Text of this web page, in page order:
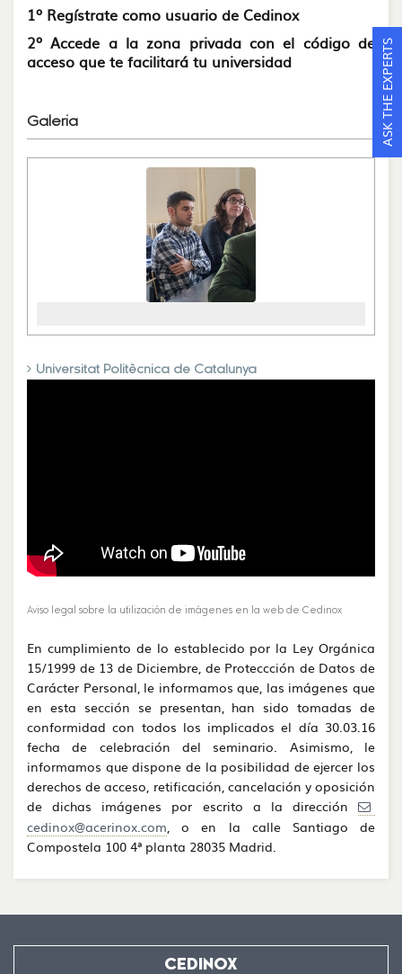
1º Regístrate como usuario de Cedinox
2º Accede a la zona privada con el código de
acceso que te facilitará tu universidad
Galeria
Universitat Politècnica de Catalunya
Aviso legal sobre la utilización de imágenes en la web de Cedinox
En cumplimiento de lo establecido por la Ley Orgánica
15/1999 de 13 de Diciembre, de Proteccción de Datos de
Carácter Personal, le informamos que, las imágenes que
en esta sección se presentan, han sido tomadas de
conformidad con todos los implicados el día 30.03.16
fecha de celebración del seminario. Asimismo, le
informamos que dispone de la posibilidad de ejercer los
derechos de acceso, retificación, cancelación y oposición
de dichas imágenes por escrito a la dirección
cedinox@acerinox.com , o en la calle Santiago de
Compostela 100 4ª planta 28035 Madrid.
CEDINOX
ASK THE EXPERTS